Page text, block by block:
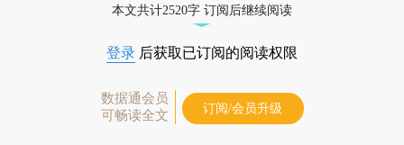
本文共计2520字 订阅后继续阅读
登录 后获取已订阅的阅读权限
数据通会员
可畅读全文
订阅/会员升级